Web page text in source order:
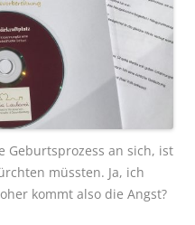
Geburtsprozess an sich, ist
müssten. Ja, ich
kommt also die Angst?